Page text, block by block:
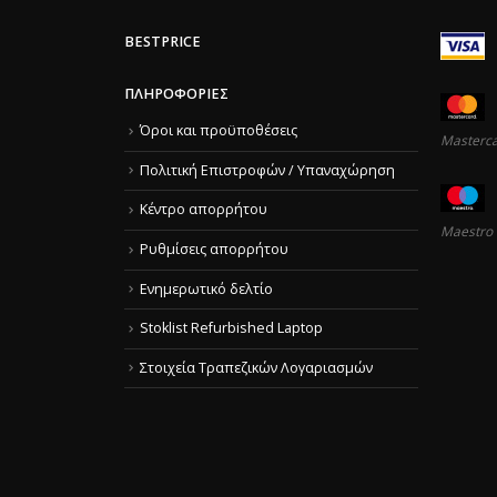
BESTPRICE
ΠΛΗΡΟΦΟΡΊΕΣ
Όροι και προϋποθέσεις
Πολιτική Επιστροφών / Υπαναχώρηση
Κέντρο απορρήτου
Ρυθμίσεις απορρήτου
Ενημερωτικό δελτίο
Stoklist Refurbished Laptop
Στοιχεία Τραπεζικών Λογαριασμών
Maestro